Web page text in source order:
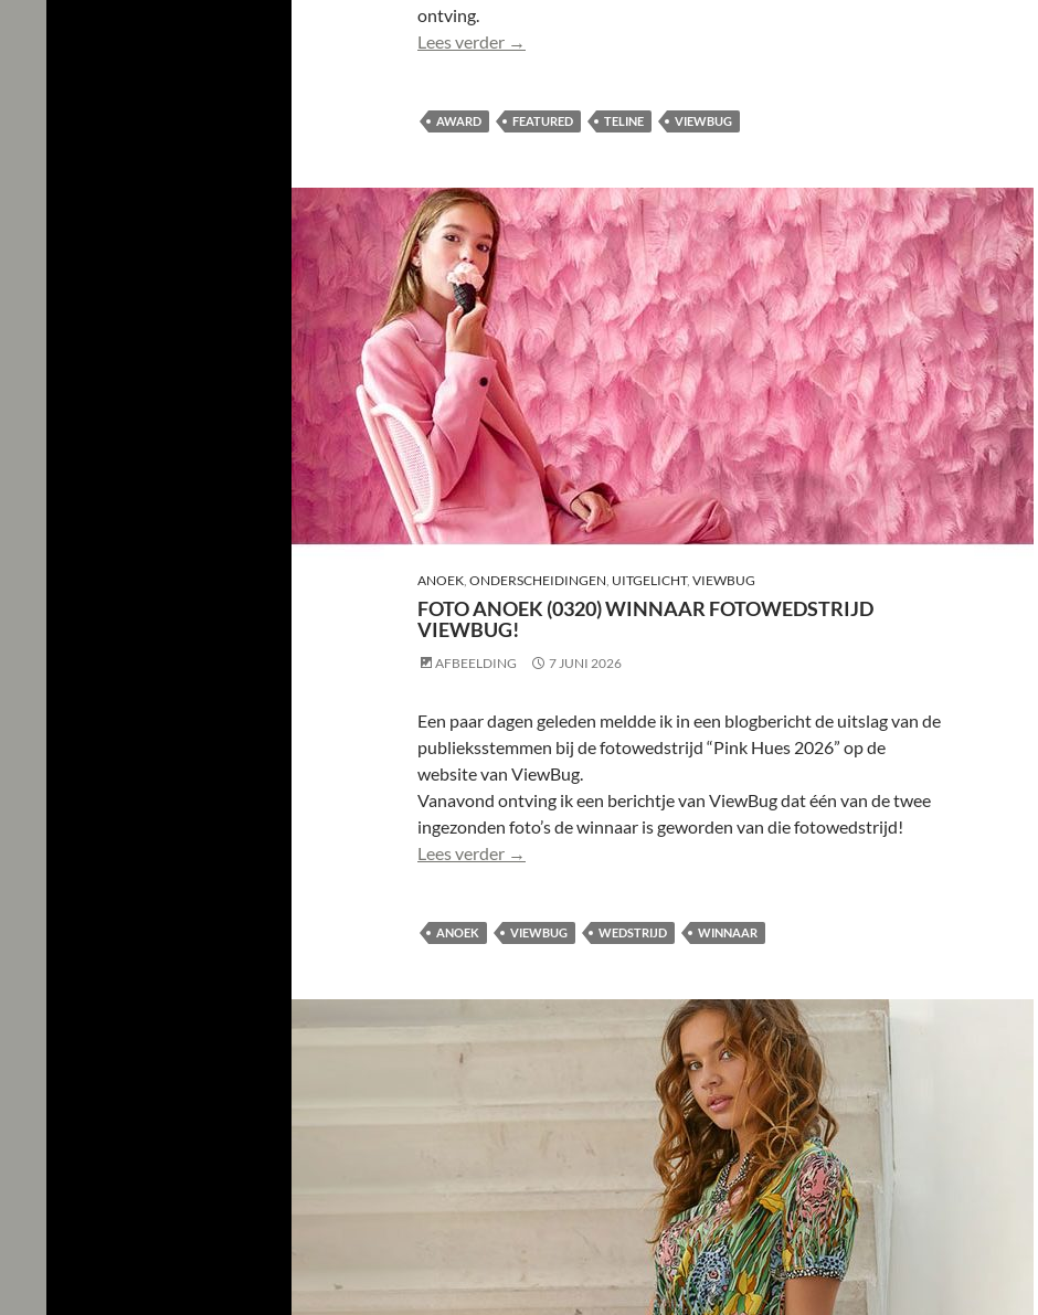
ontving.
Lees verder Teline (0816) featured op ViewBug
→
AWARD FEATURED TELINE VIEWBUG
ANOEK, ONDERSCHEIDINGEN, UITGELICHT, VIEWBUG
FOTO ANOEK (0320) WINNAAR FOTOWEDSTRIJD
VIEWBUG!
AFBEELDING 7 JUNI 2026
Een paar dagen geleden meldde ik in een blogbericht de uitslag van de
publieksstemmen bij de fotowedstrijd “Pink Hues 2026” op de
website van ViewBug.
Vanavond ontving ik een berichtje van ViewBug dat één van de twee
ingezonden foto’s de winnaar is geworden van die fotowedstrijd!
Lees verder Foto Anoek (0320) winnaar fotowedstrijd ViewBug!
→
ANOEK VIEWBUG WEDSTRIJD WINNAAR